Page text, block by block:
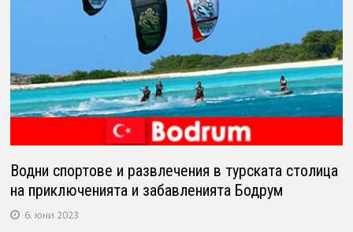
Водни спортове и развлечения в турската столица
на приключенията и забавленията Бодрум
6. юни 2023